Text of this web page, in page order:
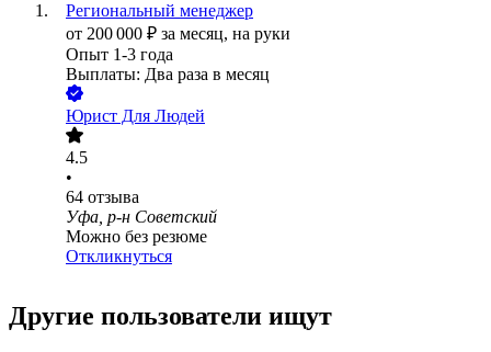
Региональный менеджер
от 200 000 ₽ за месяц, на руки
Опыт 1-3 года
Выплаты: Два раза в месяц
Юрист Для Людей
4.5
•
64 отзыва
Уфа, р-н Советский
Можно без резюме
Откликнуться
Другие пользователи ищут